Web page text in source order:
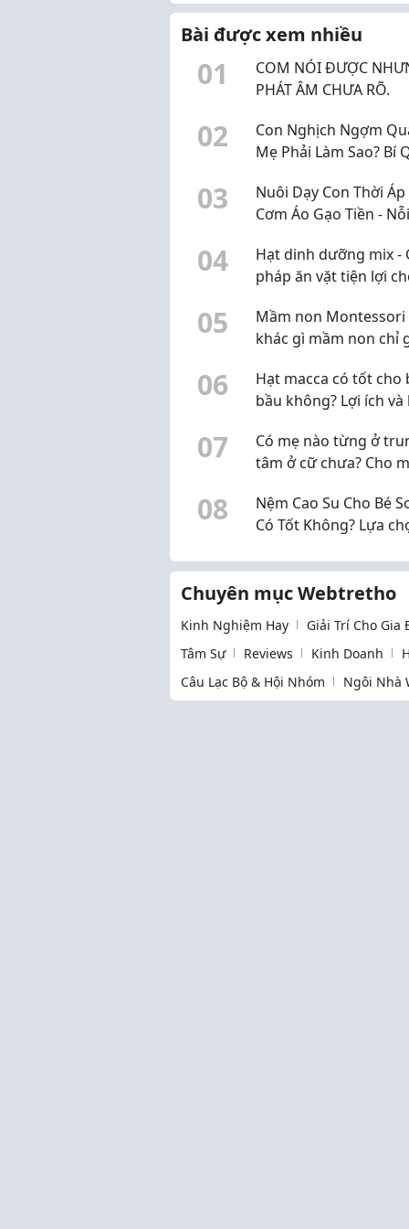
xem đánh giá, hỏi bạn bè
rồi mới quyết định.
Bài được xem nhiều
01
COM NÓI ĐƯỢC
PHÁT ÂM CHƯA RÕ.
02
Con Nghịch Ngợm
Mẹ Phải Làm Sao? Bí
Không Cần La Hét
03
Nuôi Dạy Con Thời Áp
Cơm Áo Gạo Tiền -
Giúp Bé Phát Triển
Diện
04
Hạt dinh dưỡng mix -
pháp ăn vặt tiện lợi
05
Mầm non Montessori
khác gì mầm non chỉ
06
Hạt macca có tốt cho
bầu không? Lợi ích và
07
Có mẹ nào từng ở
tâm ở cữ chưa? Cho
08
Nệm Cao Su Cho Bé
Có Tốt Không? Lựa
Chuyên mục Webtretho
Kinh Nghiệm Hay Giải Trí Cho Gia
Tâm Sự
Reviews Kinh Doanh
Câu Lạc Bộ & Hội Nhóm
Ngôi Nhà